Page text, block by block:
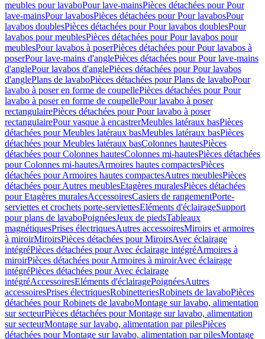
meubles pour lavaboPour lave-mainsPièces détachées pour Pour
lave-mainsPour lavabosPièces détachées pour Pour lavabosPour
lavabos doublesPièces détachées pour Pour lavabos doublesPour
lavabos pour meublesPièces détachées pour Pour lavabos pour
meublesPour lavabos à poserPièces détachées pour Pour lavabos à
poserPour lave-mains d'anglePièces détachées pour Pour lave-mains
d'anglePour lavabos d'anglePièces détachées pour Pour lavabos
d'anglePlans de lavaboPièces détachées pour Plans de lavaboPour
lavabo à poser en forme de coupellePièces détachées pour Pour
lavabo à poser en forme de coupellePour lavabo à poser
rectangulairePièces détachées pour Pour lavabo à poser
rectangulairePour vasque à encastrerMeubles latéraux basPièces
détachées pour Meubles latéraux basMeubles latéraux basPièces
détachées pour Meubles latéraux basColonnes hautesPièces
détachées pour Colonnes hautesColonnes mi-hautesPièces détachées
pour Colonnes mi-hautesArmoires hautes compactesPièces
détachées pour Armoires hautes compactesAutres meublesPièces
détachées pour Autres meublesEtagères muralesPièces détachées
pour Etagères muralesAccessoiresCasiers de rangementPorte-
serviettes et crochets porte-serviettesEléments d'éclairageSupport
pour plans de lavaboPoignéesJeux de piedsTableaux
magnétiquesPrises électriquesAutres accessoiresMiroirs et armoires
à miroirMiroirsPièces détachées pour MiroirsAvec éclairage
intégréPièces détachées pour Avec éclairage intégréArmoires à
miroirPièces détachées pour Armoires à miroirAvec éclairage
intégréPièces détachées pour Avec éclairage
intégréAccessoiresEléments d'éclairagePoignéesAutres
accessoiresPrises électriquesRobinetteriesRobinets de lavaboPièces
détachées pour Robinets de lavaboMontage sur lavabo, alimentation
sur secteurPièces détachées pour Montage sur lavabo, alimentation
sur secteurMontage sur lavabo, alimentation par pilesPièces
détachées pour Montage sur lavabo, alimentation par pilesMontage